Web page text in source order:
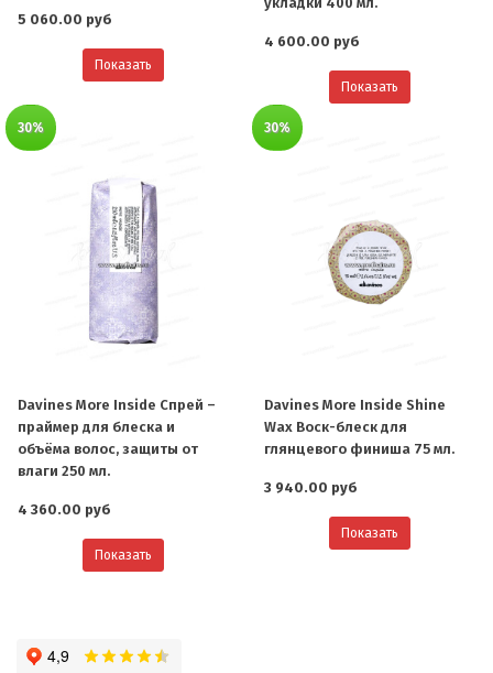
5 060.00 руб
Показать
4 600.00 руб
Показать
30%
Davines More Inside Спрей –
праймер для блеска и
объёма волос, защиты от
влаги 250 мл.
4 360.00 руб
Показать
30%
Davines More Inside Shine
Wax Воск-блеск для
глянцевого финиша 75 мл.
3 940.00 руб
Показать